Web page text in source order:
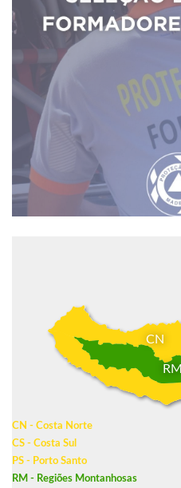
CN
RM
CN - Costa Norte
CS - Costa Sul
PS - Porto Santo
RM - Regiões Montanhosas